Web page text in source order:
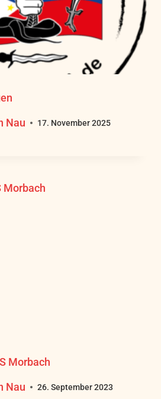
Nau 17. November 2025
Morbach
Nau 26. September 2023